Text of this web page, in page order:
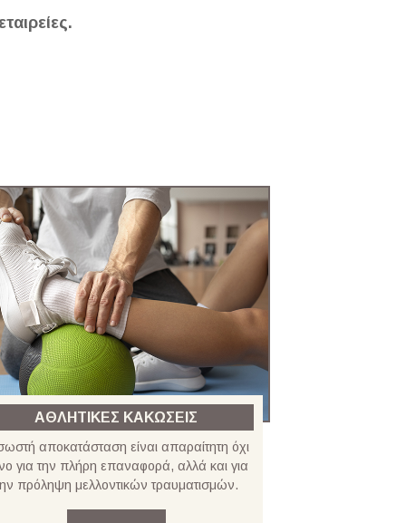
ΑΘΛΗΤΙΚΕΣ ΚΑΚΩΣΕΙΣ
αποκατάσταση είναι απαραίτητη όχι
για την πλήρη επαναφορά, αλλά και για
πρόληψη μελλοντικών τραυματισμών.